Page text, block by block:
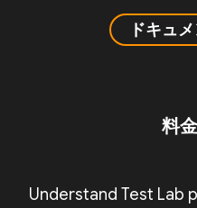
ドキュ
料金
Understand Test Lab